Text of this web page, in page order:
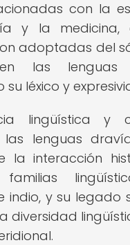
con la
y la medicina,
adoptadas del
las lenguas
su léxico y
lingüística y
las lenguas
la interacción
indio, y su legado
diversidad